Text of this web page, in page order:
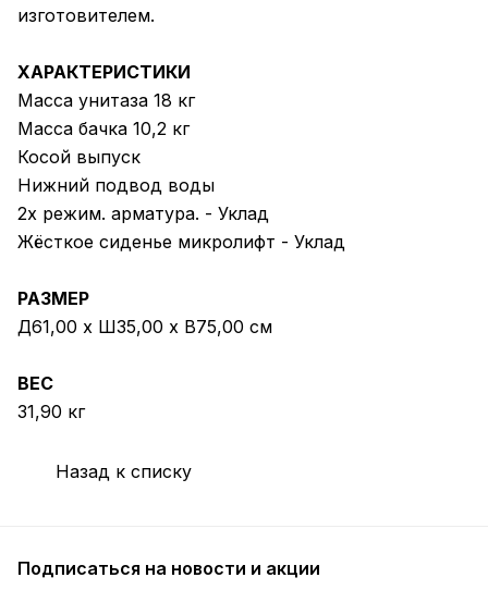
изготовителем.
ХАРАКТЕРИСТИКИ
Масса унитаза 18 кг
Масса бачка 10,2 кг
Косой выпуск
Нижний подвод воды
2х режим. арматура. - Уклад
Жёсткое сиденье микролифт - Уклад
РАЗМЕР
Д61,00 x Ш35,00 x В75,00 см
ВЕС
31,90 кг
Назад к списку
Подписаться на новости и акции